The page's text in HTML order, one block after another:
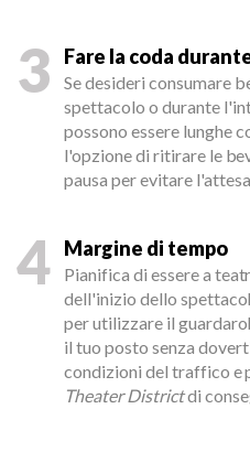
3 Fare la coda
Se desideri consumare
spettacolo o durante
possono essere lunghe
l'opzione di ritirare le
pausa per evitare
4 Margine di tempo
Pianifica di essere a
dell'inizio dello
per utilizzare il
il tuo posto senza
condizioni del traffico e
Theater Districtdi